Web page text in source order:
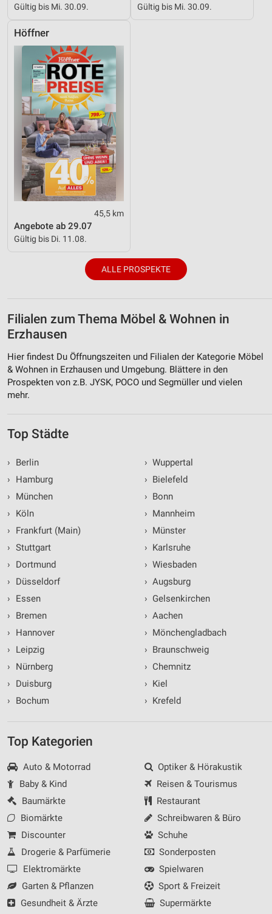
Gültig bis Mi. 30.09. Gültig bis Mi. 30.09.
Höffner
45,5 km
Angebote ab 29.07
Gültig bis Di. 11.08.
ALLE PROSPEKTE
Filialen zum Thema Möbel & Wohnen in
Erzhausen
Hier findest Du Öffnungszeiten und Filialen der Kategorie Möbel
& Wohnen in Erzhausen und Umgebung. Blättere in den
Prospekten von z.B. JYSK, POCO und Segmüller und vielen
mehr.
Top Städte
›
Berlin
›
Hamburg
›
München
›
Köln
›
Frankfurt (Main)
› Stuttgart
›
Dortmund
›
Düsseldorf
›
Essen
›
Bremen
›
Hannover
›
Leipzig
›
Nürnberg
›
Duisburg
›
Bochum
› Wuppertal
› Bielefeld
› Bonn
› Mannheim
› Münster
› Karlsruhe
› Wiesbaden
› Augsburg
› Gelsenkirchen
› Aachen
› Mönchengladbach
› Braunschweig
› Chemnitz
› Kiel
› Krefeld
Top Kategorien
Auto & Motorrad
Baby & Kind
Baumärkte
Biomärkte
Discounter
Drogerie & Parfümerie
Elektromärkte
Garten & Pflanzen
Gesundheit & Ärzte
Optiker & Hörakustik
Reisen & Tourismus
Restaurant
Schreibwaren & Büro
Schuhe
Sonderposten
Spielwaren
Sport & Freizeit
Supermärkte